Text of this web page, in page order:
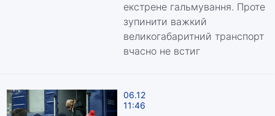
екстрене гальмування. Проте
зупинити важкий
великогабаритний транспорт
вчасно не встиг
06.12
11:46